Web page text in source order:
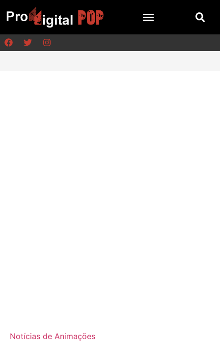
Notícias de Animações